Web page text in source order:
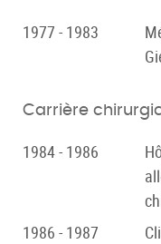
1977 - 1983
Carrière
1984 - 1986
1986 - 1987